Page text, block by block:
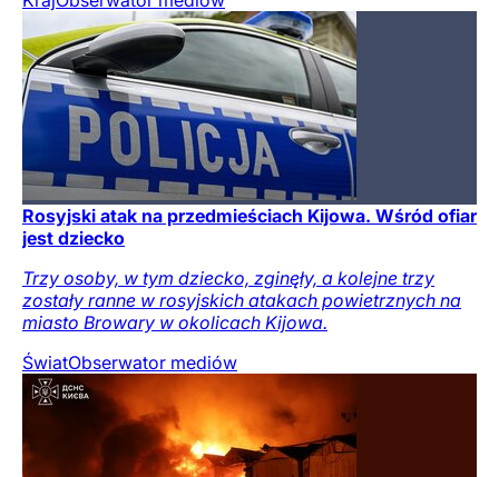
Rosyjski atak na przedmieściach Kijowa. Wśród ofiar
jest dziecko
Trzy osoby, w tym dziecko, zginęły, a kolejne trzy
zostały ranne w rosyjskich atakach powietrznych na
miasto Browary w okolicach Kijowa.
ŚwiatObserwator mediów